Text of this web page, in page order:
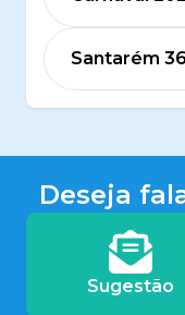
Santarém
Deseja
Sugestão